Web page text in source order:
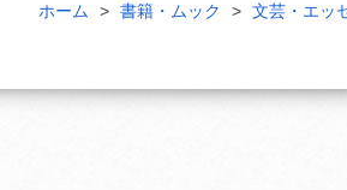
ホーム 書籍・ムック 文芸・エッ